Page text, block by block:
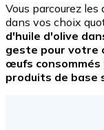
Vous parcourez
dans vos choix
d'huile d'olive
geste pour votre
œufs consommés
produits de